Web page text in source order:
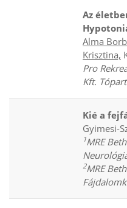
Az
Alma
Krisztina,
Pro
Kft.
Kié a
Gyimesi-
1MRE
2MRE